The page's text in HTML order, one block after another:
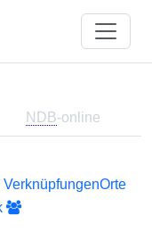
NDB-online
Orte